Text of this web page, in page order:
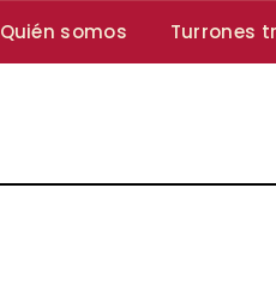
Quién somos Turrones